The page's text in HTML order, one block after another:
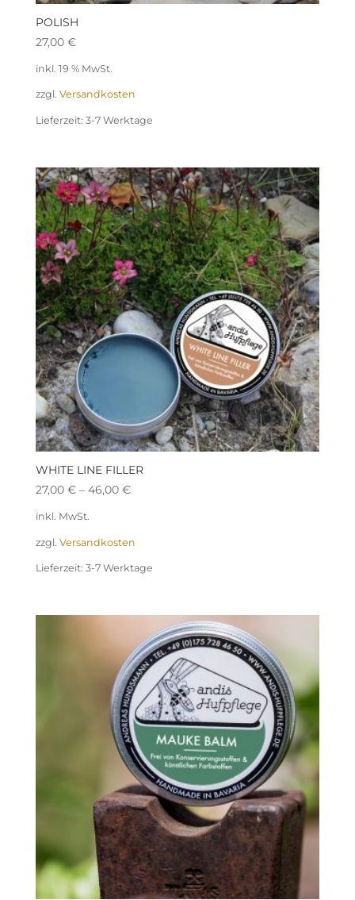
POLISH
27,00 €
inkl. 19 % MwSt.
zzgl. Versandkosten
Lieferzeit: 3-7 Werktage
WHITE LINE FILLER
27,00 €– 46,00 €
inkl. MwSt.
zzgl. Versandkosten
Lieferzeit: 3-7 Werktage